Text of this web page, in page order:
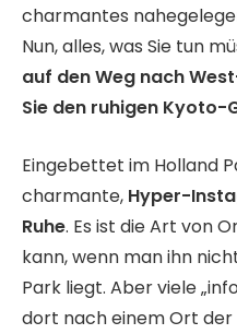
charmantes
Nun, alles, was Sie tun
auf den Weg nach
Sie den ruhigen Kyoto-
Eingebettet im Holland
charmante, Hyper-
Ruhe. Es ist die Art von
kann, wenn man ihn
Park liegt. Aber viele
dort nach einem Ort der